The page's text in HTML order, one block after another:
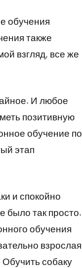
обучения
также
взгляд, все же
И любое
позитивную
обучение по
этап
и спокойно
было так просто.
обучения
взрослая
Обучить собаку